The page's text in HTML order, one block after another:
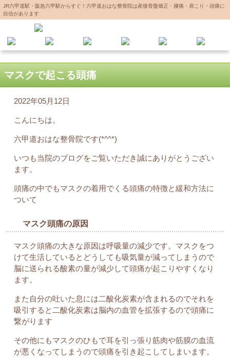
JR六甲道駅・阪急六甲駅からすぐ！六甲道おはな整骨院は産後骨盤矯正・腰痛・肩こり・頭痛に
自信があります
マスクで起こる頭痛
2022年05月12日
こんにちは。
六甲道おはな整骨院です(*^^*)
いつも当院のブログをご覧いただき誠にありがとうござい
ます。
頭痛の中でもマスクの着用でくる頭痛の特徴と緩和方法に
ついて
マスク頭痛の原因
マスク頭痛の大きな原因は呼吸量の減少です。マスクをつ
けて生活しているとどうしても吸気量が減ってしまうので
脳に送られる酸素の量が減少して頭痛が起こりやすくなり
ます。
また自分の吐いた息には二酸化炭素が含まれるのでそれを
吸引すると二酸化炭素は脳内の血管を拡張するので頭痛に
繋がります
その他にもマスクのひもで耳を引っ張り筋肉や筋膜の血流
が悪くなってしまうので頭痛を引き起こしてしまいます。